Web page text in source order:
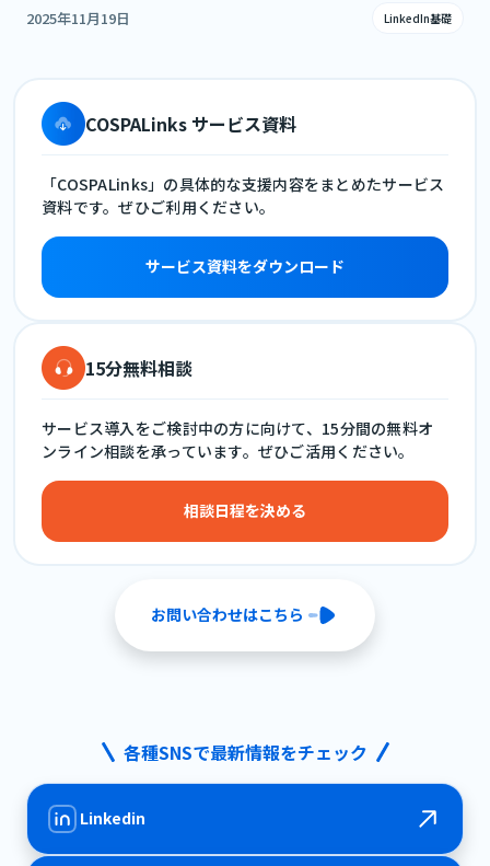
2025年11月19日 LinkedIn基礎
COSPALinks サービス資料
「COSPALinks」の具体的な支援内容をまとめたサービス
資料です。ぜひご利用ください。
サービス資料をダウンロード
15分無料相談
サービス導入をご検討中の方に向けて、15分間の無料オ
ンライン相談を承っています。ぜひご活用ください。
相談日程を決める
お問い合わせはこちら
各種SNSで最新情報をチェック
Linkedin